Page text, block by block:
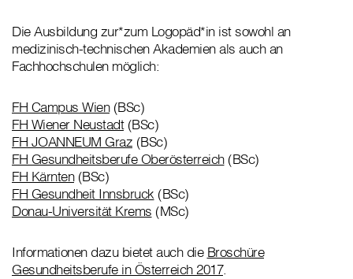
Die Ausbildung zur*zum Logopäd*in ist sowohl an
medizinisch-technischen Akademien als auch an
Fachhochschulen möglich:
FH Campus Wien(BSc)
FH Wiener Neustadt(BSc)
FH JOANNEUM Graz (BSc)
FH Gesundheitsberufe Oberösterreich(BSc)
FH Kärnten(BSc)
FH Gesundheit Innsbruck (BSc)
Donau-Universität Krems (MSc)
Informationen dazu bietet auch die Broschüre
Gesundheitsberufe in Österreich 2017.